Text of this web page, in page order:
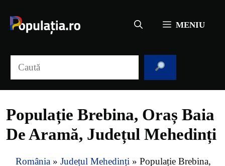
conținut
MENIU
Populație Brebina, Oraș Baia
De Aramă, Județul Mehedinți
România » Județul Mehedinți » Populație Brebina,